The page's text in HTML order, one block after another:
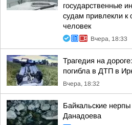
государственные
судам привлекли к
человек
Вчера, 18:33
Трагедия на
погибла в ДТП в
Вчера, 18:32
Байкальские
Данадоева